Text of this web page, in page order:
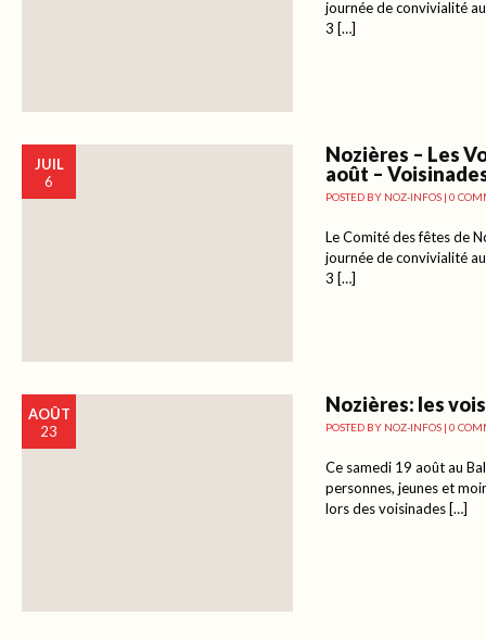
journée de convivialité
3 […]
JUIL
6
Nozières – Les
août –
POSTED BY NOZ-INFOS | 0
Le Comité des fêtes de
journée de convivialité
3 […]
AOÛT
23
Nozières: les
POSTED BY NOZ-INFOS | 0
Ce samedi 19 août au
personnes, jeunes et
lors des voisinades […]